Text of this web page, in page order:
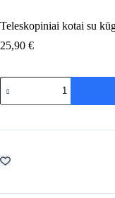
Teleskopiniai kotai su
25,90 €
produkto
kiekis:
Teleskopiniai
su
3x130cm